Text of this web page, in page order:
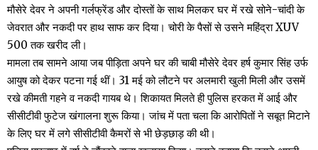
मौसेरे देवर ने अपनी गर्लफ्रेंड और दोस्तों के साथ मिलकर घर में रखे सोने-चांदी के
जेवरात और नकदी पर हाथ साफ कर दिया। चोरी के पैसों से उसने महिंद्रा XUV
500 तक खरीद ली।
मामला तब सामने आया जब पीड़िता अपने घर की चाबी मौसेरे देवर हर्ष कुमार सिंह उर्फ
आयुष को देकर पटना गई थीं। 31 मई को लौटने पर अलमारी खुली मिली और उसमें
रखे कीमती गहने व नकदी गायब थे। शिकायत मिलते ही पुलिस हरकत में आई और
सीसीटीवी फुटेज खंगालना शुरू किया। जांच में पता चला कि आरोपितों ने सबूत मिटाने
के लिए घर में लगे सीसीटीवी कैमरों से भी छेड़छाड़ की थी।